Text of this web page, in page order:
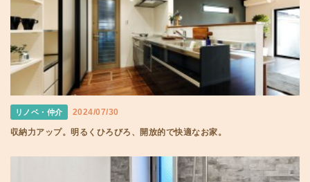
リノベ・仲介 2024/07/30
収納力アップ。明るくひろびろ、開放的で快適なお家。